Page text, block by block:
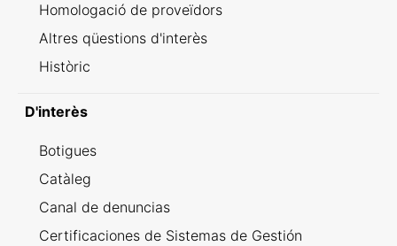
Homologació de proveïdors
Altres qüestions d'interès
Històric
D'interès
Botigues
Catàleg
Canal de denuncias
Certificaciones de Sistemas de Gestión